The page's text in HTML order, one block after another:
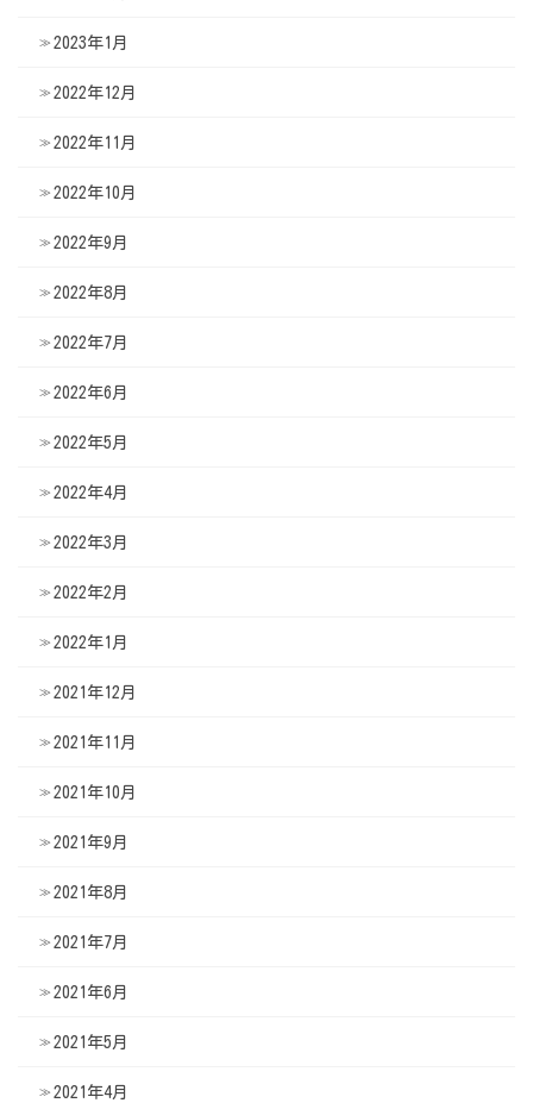
2023年1月
2022年12月
2022年11月
2022年10月
2022年9月
2022年8月
2022年7月
2022年6月
2022年5月
2022年4月
2022年3月
2022年2月
2022年1月
2021年12月
2021年11月
2021年10月
2021年9月
2021年8月
2021年7月
2021年6月
2021年5月
2021年4月